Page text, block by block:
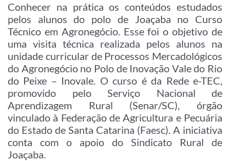
Conhecer na prática os conteúdos estudados
pelos alunos do polo de Joaçaba no Curso
Técnico em Agronegócio. Esse foi o objetivo de
uma visita técnica realizada pelos alunos na
unidade curricular de Processos Mercadológicos
do Agronegócio no Polo de Inovação Vale do Rio
do Peixe – Inovale. O curso é da Rede e-TEC,
promovido pelo Serviço Nacional de
Aprendizagem Rural (Senar/SC), órgão
vinculado à Federação de Agricultura e Pecuária
do Estado de Santa Catarina (Faesc). A iniciativa
conta com o apoio do Sindicato Rural de
Joaçaba.